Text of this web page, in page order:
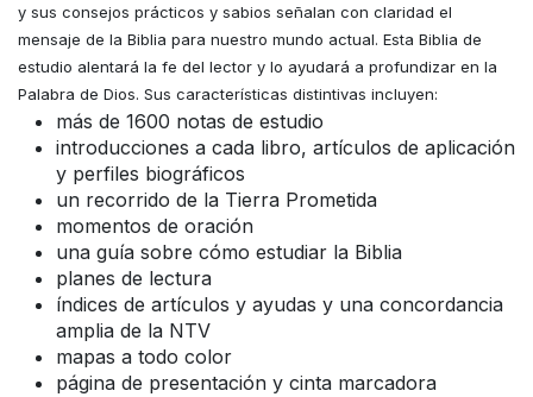
y sus consejos prácticos y sabios señalan con claridad el
mensaje de la Biblia para nuestro mundo actual. Esta Biblia de
estudio alentará la fe del lector y lo ayudará a profundizar en la
Palabra de Dios. Sus características distintivas incluyen:
más de 1600 notas de estudio
introducciones a cada libro, artículos de aplicación
y perfiles biográficos
un recorrido de la Tierra Prometida
momentos de oración
una guía sobre cómo estudiar la Biblia
planes de lectura
índices de artículos y ayudas y una concordancia
amplia de la NTV
mapas a todo color
página de presentación y cinta marcadora